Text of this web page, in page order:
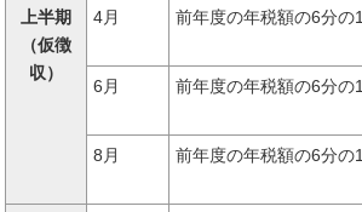
上半期
（仮徴
収）
4月 前年度の年税額の6分の1
6月 前年度の年税額の6分の1
8月 前年度の年税額の6分の1